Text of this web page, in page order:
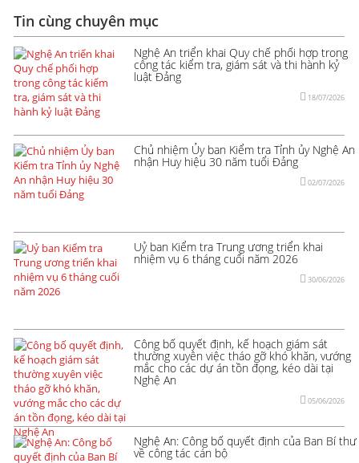
Tin cùng chuyên mục
Nghệ An triển khai Quy chế phối hợp trong
công tác kiểm tra, giám sát và thi hành kỷ
luật Đảng
18/07/2026
Chủ nhiệm Ủy ban Kiểm tra Tỉnh ủy Nghệ An
nhận Huy hiệu 30 năm tuổi Đảng
02/07/2026
Uỷ ban Kiểm tra Trung ương triển khai
nhiệm vụ 6 tháng cuối năm 2026
30/06/2026
Công bố quyết định, kế hoạch giám sát
thường xuyên việc tháo gỡ khó khăn, vướng
mắc cho các dự án tồn đọng, kéo dài tại
Nghệ An
05/06/2026
Nghệ An: Công bố quyết định của Ban Bí thư
về công tác cán bộ